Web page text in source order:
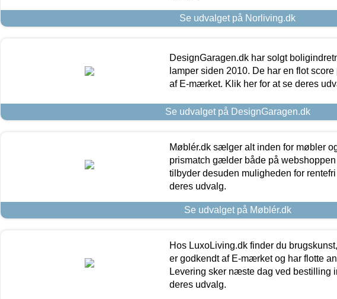
Se udvalget på Norliving.dk
DesignGaragen.dk har solgt
lamper siden 2010. De har en flot
af E-mærket. Klik her for at se deres
Se udvalget på DesignGaragen.dk
Møblér.dk sælger alt inden for møbler
prismatch gælder både på
tilbyder desuden muligheden for
deres udvalg.
Se udvalget på Møblér.dk
Hos LuxoLiving.dk finder du
er godkendt af E-mærket og har flotte
Levering sker næste dag ved bestilling
deres udvalg.